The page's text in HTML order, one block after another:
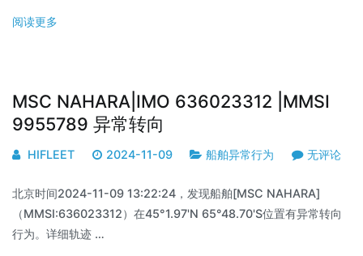
阅读更多
MSC NAHARA|IMO 636023312 |MMSI
9955789 异常转向
HIFLEET 2024-11-09 船舶异常行为 无评论
北京时间2024-11-09 13:22:24，发现船舶[MSC NAHARA]
（MMSI:636023312）在45°1.97'N 65°48.70'S位置有异常转向
行为。详细轨迹 …